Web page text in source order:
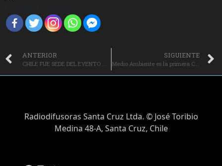
ANTERIOR
CHILE FUE SEDE DEL EVENTO MÁS GRANDE DE HIDRÓGENO VERDE EN LATINOAMÉRICA
SIGUIENTE
Medio Ambiente es la primera Comisión de la Convención en votar y deliberar normas: Protección de la Atmósfera fue aprobada por 15 votos en sesión
Radiodifusoras Santa Cruz Ltda. © José Toribio
Medina 48-A, Santa Cruz, Chile